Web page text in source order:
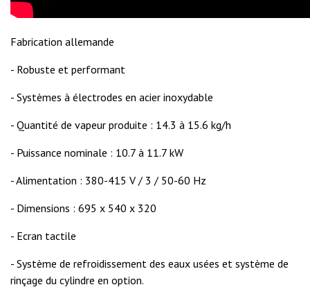
Fabrication allemande
- Robuste et performant
- Systèmes à électrodes en acier inoxydable
- Quantité de vapeur produite : 14.3 à 15.6 kg/h
- Puissance nominale : 10.7 à 11.7 kW
- Alimentation : 380-415 V / 3 / 50-60 Hz
- Dimensions : 695 x 540 x 320
- Ecran tactile
- Système de refroidissement des eaux usées et système de
rinçage du cylindre en option.